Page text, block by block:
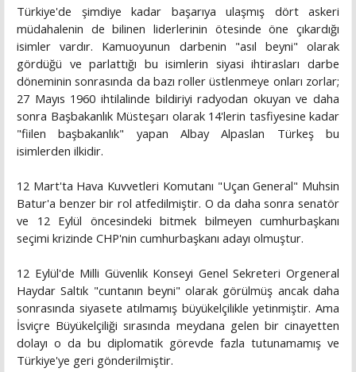
Türkiye'de şimdiye kadar başarıya ulaşmış dört askeri
müdahalenin de bilinen liderlerinin ötesinde öne çıkardığı
isimler vardır. Kamuoyunun darbenin "asıl beyni" olarak
gördüğü ve parlattığı bu isimlerin siyasi ihtirasları darbe
döneminin sonrasında da bazı roller üstlenmeye onları zorlar;
27 Mayıs 1960 ihtilalinde bildiriyi radyodan okuyan ve daha
sonra Başbakanlık Müsteşarı olarak 14'lerin tasfiyesine kadar
"fiilen başbakanlık" yapan Albay Alpaslan Türkeş bu
isimlerden ilkidir.
12 Mart'ta Hava Kuvvetleri Komutanı "Uçan General" Muhsin
Batur'a benzer bir rol atfedilmiştir. O da daha sonra senatör
ve 12 Eylül öncesindeki bitmek bilmeyen cumhurbaşkanı
seçimi krizinde CHP'nin cumhurbaşkanı adayı olmuştur.
12 Eylül'de Milli Güvenlik Konseyi Genel Sekreteri Orgeneral
Haydar Saltık "cuntanın beyni" olarak görülmüş ancak daha
sonrasında siyasete atılmamış büyükelçilikle yetinmiştir. Ama
İsviçre Büyükelçiliği sırasında meydana gelen bir cinayetten
dolayı o da bu diplomatik görevde fazla tutunamamış ve
Türkiye'ye geri gönderilmiştir.